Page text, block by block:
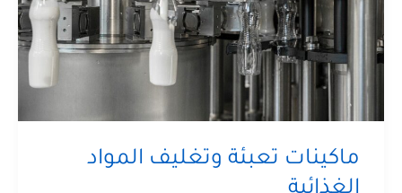
ماكينات تعبئة وتغليف المواد